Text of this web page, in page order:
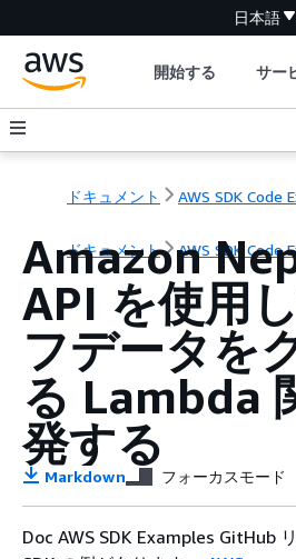
日本語
開始する サー
ドキュメント AWS SDK Code
ドキュメント AWS SDK Code
Amazon
API を使用
フデータを
る Lambda
発する
Markdown フォーカスモード
Doc AWS SDK Examples GitHub